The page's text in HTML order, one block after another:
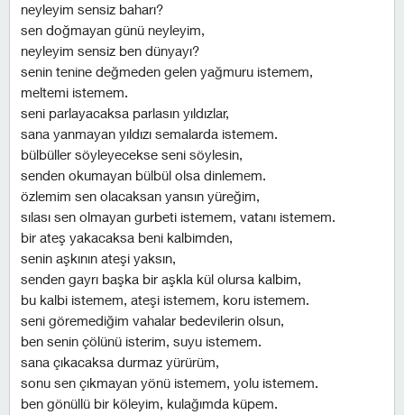
neyleyim sensiz baharı?
sen doğmayan günü neyleyim,
neyleyim sensiz ben dünyayı?
senin tenine değmeden gelen yağmuru istemem,
meltemi istemem.
seni parlayacaksa parlasın yıldızlar,
sana yanmayan yıldızı semalarda istemem.
bülbüller söyleyecekse seni söylesin,
senden okumayan bülbül olsa dinlemem.
özlemim sen olacaksan yansın yüreğim,
sılası sen olmayan gurbeti istemem, vatanı istemem.
bir ateş yakacaksa beni kalbimden,
senin aşkının ateşi yaksın,
senden gayrı başka bir aşkla kül olursa kalbim,
bu kalbi istemem, ateşi istemem, koru istemem.
seni göremediğim vahalar bedevilerin olsun,
ben senin çölünü isterim, suyu istemem.
sana çıkacaksa durmaz yürürüm,
sonu sen çıkmayan yönü istemem, yolu istemem.
ben gönüllü bir köleyim, kulağımda küpem.